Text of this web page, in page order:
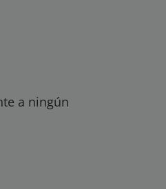
a ningún